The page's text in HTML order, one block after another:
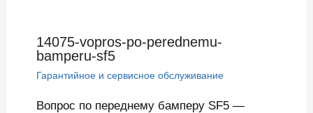
14075-vopros-po-perednemu-
bamperu-sf5
Гарантийное и сервисное обслуживание
Вопрос по переднему бамперу SF5 —